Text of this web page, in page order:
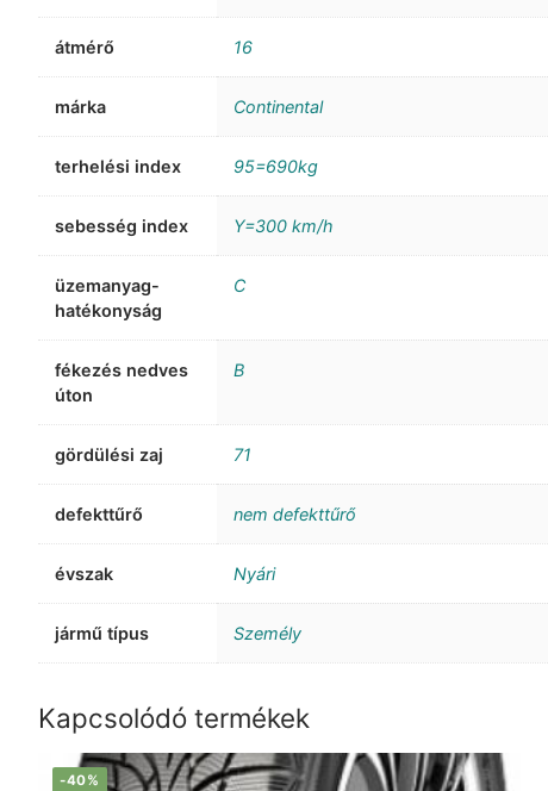
átmérő 16
márka Continental
terhelési index 95=690kg
sebesség index Y=300 km/h
üzemanyag-
hatékonyság
C
fékezés nedves
úton
B
gördülési zaj 71
defekttűrő nem defekttűrő
évszak Nyári
jármű típus Személy
Kapcsolódó termékek
-40%